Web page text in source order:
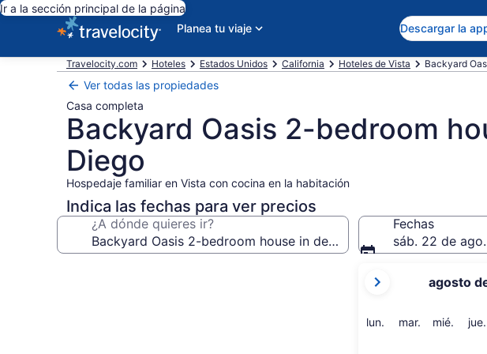
Ir a la sección principal de la página
Planea tu viaje
Descargar la
Travelocity.com Hoteles Estados Unidos California Hoteles de Vista Backyard
Ver todas las propiedades
Casa completa
Backyard Oasis 2-bedroom
Diego
Hospedaje familiar en Vista con cocina en la habitación
Indica las fechas para ver precios
¿A dónde quieres ir?
Fechas
sáb. 22 de
meses
son
agosto
lun. lunesmar. martes
mié. jue.